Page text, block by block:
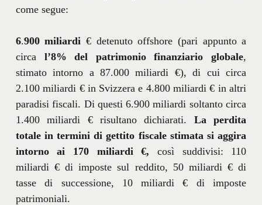
come segue:
6.900 miliardi € detenuto offshore (pari appunto a
circa l’8% del patrimonio finanziario globale,
stimato intorno a 87.000 miliardi €), di cui circa
2.100 miliardi € in Svizzera e 4.800 miliardi € in altri
paradisi fiscali. Di questi 6.900 miliardi soltanto circa
1.400 miliardi € risultano dichiarati. La perdita
totale in termini di gettito fiscale stimata si aggira
intorno ai 170 miliardi €, così suddivisi: 110
miliardi € di imposte sul reddito, 50 miliardi € di
tasse di successione, 10 miliardi € di imposte
patrimoniali.